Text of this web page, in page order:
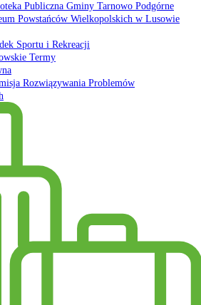
Publiczna Gminy Tarnowo Podgórne
Powstańców Wielkopolskich w Lusowie
Sportu i Rekreacji
Termy
Rozwiązywania Problemów